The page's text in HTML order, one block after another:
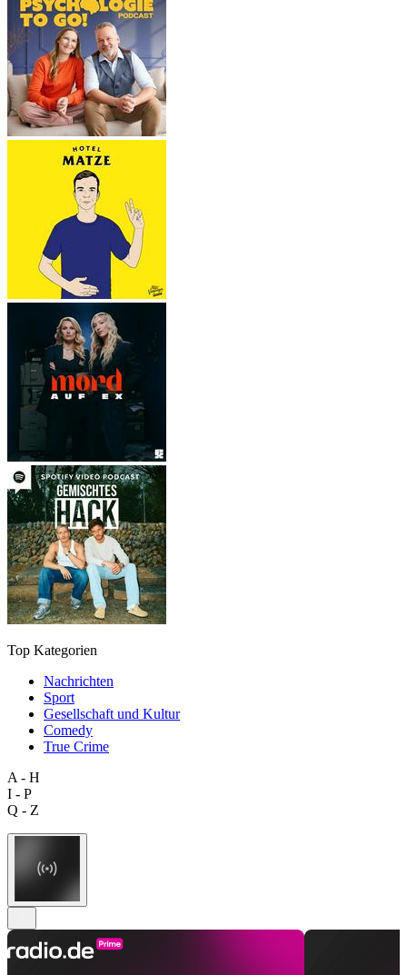
Top Kategorien
Nachrichten
Sport
Gesellschaft und Kultur
Comedy
True Crime
A - H
I - P
Q - Z